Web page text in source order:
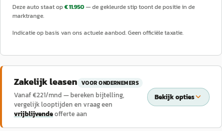
Deze auto staat op€ 11.950— de gekleurde stip toont de positie in de
marktrange.
Indicatie op basis van ons actuele aanbod. Geen officiële taxatie.
Zakelijk leasen VOOR ONDERNEMERS
Vanaf €221/mnd — bereken bijtelling,
vergelijk looptijden en vraag een
vrijblijvendeofferte aan
Bekijk opties